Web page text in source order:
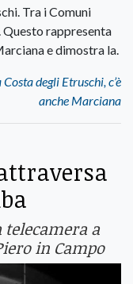
Tra i Comuni
rappresenta
e dimostra la.
degli Etruschi, c’è
anche Marciana
a
in Campo